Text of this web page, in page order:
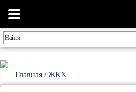
Главная /ЖКХ